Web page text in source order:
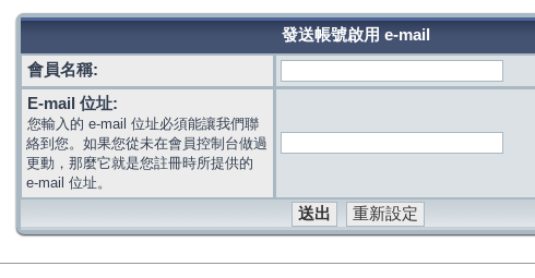
發送帳號啟用 e-mail
會員名稱:
E-mail 位址:
您輸入的 e-mail 位址必須能讓我們聯
絡到您。如果您從未在會員控制台做過
更動，那麼它就是您註冊時所提供的
e-mail 位址。